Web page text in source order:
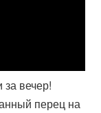
за вечер!
перец на